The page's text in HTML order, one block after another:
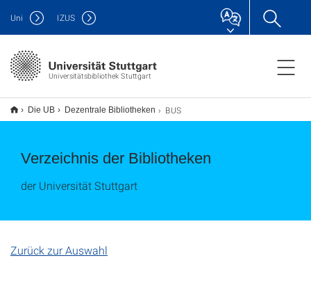
Universitätsbibliothek Stuttgart
Uni IZUS
Die UB Dezentrale Bibliotheken BUS
Verzeichnis der Bibliotheken
der Universität Stuttgart
Zurück zur Auswahl